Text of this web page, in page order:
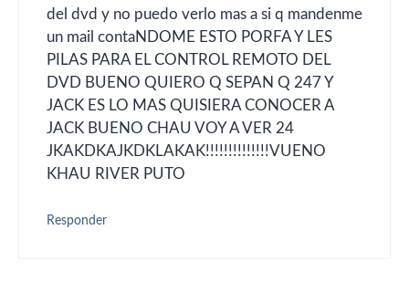
del dvd y no puedo verlo mas a si q mandenme
un mail contaNDOME ESTO PORFA Y LES
PILAS PARA EL CONTROL REMOTO DEL
DVD BUENO QUIERO Q SEPAN Q 247 Y
JACK ES LO MAS QUISIERA CONOCER A
JACK BUENO CHAU VOY A VER 24
JKAKDKAJKDKLAKAK!!!!!!!!!!!!!!VUENO
KHAU RIVER PUTO
Responder